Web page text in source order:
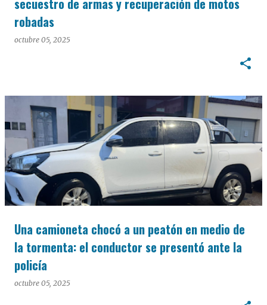
secuestro de armas y recuperación de motos
robadas
octubre 05, 2025
Una camioneta chocó a un peatón en medio de
la tormenta: el conductor se presentó ante la
policía
octubre 05, 2025